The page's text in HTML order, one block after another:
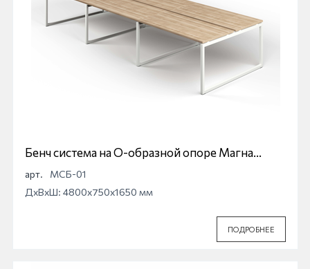
Бенч система на О-образной опоре Магна
МСБ-01
арт.
МСБ-01
ДхВхШ: 4800x750x1650 мм
ПОДРОБНЕЕ